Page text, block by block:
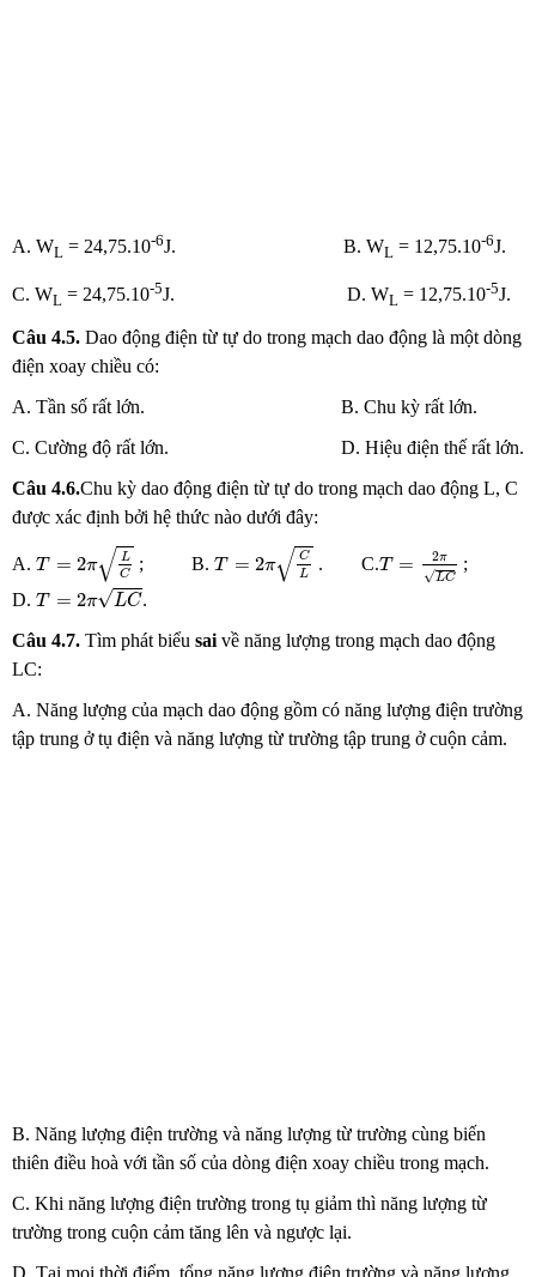
A. WL = 24,75.10-6J. B. WL = 12,75.10-6J.
C. WL = 24,75.10-5J. D. WL = 12,75.10-5J.
Câu 4.5. Dao động điện từ tự do trong mạch dao động là một dòng
điện xoay chiều có:
A. Tần số rất lớn. B. Chu kỳ rất lớn.
C. Cường độ rất lớn. D. Hiệu điện thế rất lớn.
Câu 4.6.Chu kỳ dao động điện từ tự do trong mạch dao động L, C
được xác định bởi hệ thức nào dưới đây:
A. T = 2π√ L
C
; B.T = 2π√ C
L
. C.T = 2π
√LC
LC
;
D. T = 2π√LC.
Câu 4.7. Tìm phát biểu sai về năng lượng trong mạch dao động
LC:
A. Năng lượng của mạch dao động gồm có năng lượng điện trường
tập trung ở tụ điện và năng lượng từ trường tập trung ở cuộn cảm.
B. Năng lượng điện trường và năng lượng từ trường cùng biến
thiên điều hoà với tần số của dòng điện xoay chiều trong mạch.
C. Khi năng lượng điện trường trong tụ giảm thì năng lượng từ
trường trong cuộn cảm tăng lên và ngược lại.
D. Tại mọi thời điểm, tổng năng lượng điện trường và năng lượng